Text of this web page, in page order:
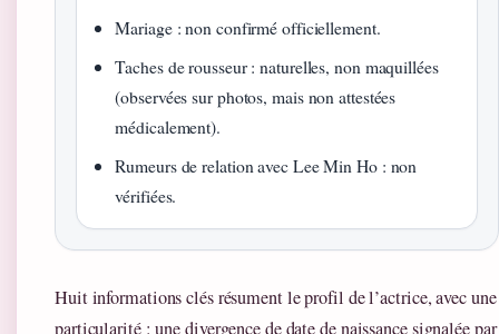
Mariage : non confirmé officiellement.
Taches de rousseur : naturelles, non maquillées
(observées sur photos, mais non attestées
médicalement).
Rumeurs de relation avec Lee Min Ho : non
vérifiées.
Huit informations clés résument le profil de l’actrice, avec une
particularité : une divergence de date de naissance signalée par